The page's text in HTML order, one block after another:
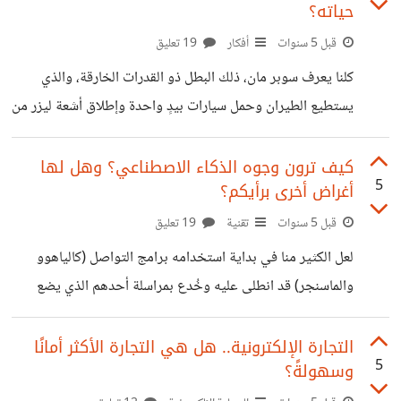
بمجال الهندسة في مصر، فأنا أميل إلى الخبرة العملية على
حساب الدراسة الأكاديمية بعد التخرج، ولكن لِمَ؟ ## العلم
يرسخ بالتجربة لا شك وأن أي علم، يحمل في طيّاته قدرًا لا بأس
به من الحفظ،
حياته؟
قبل 5 سنوات أفكار
كلنا يعرف سوبر مان، ذلك البطل ذو القدرات الخارقة، والذي
يستطيع الطيران وحمل سيارات بيدٍ واحدة وإطلاق أشعة ليزر من
عينيه وغير ذلك، مُستمدًا قوته الخارقة تلك من أشعة الشمس
على الكرة الأرضية. ولكن على الرغم من كل ما ذُكر من قدرات
هائلة، إلا أنه لم يسلم من أن تكون له سلبية أو نقطة ضعف، وهي
نقطة ضعف خطيرة بالمناسبة، تجعل هذا البطل الخارق أضعف
من الرجل الأرضي العادي حتى! وهو حجرٌ يُدعى بكريبتونايت؛
فمجرد التعرض لأشعته، يجعل سوبر مان
5
كيف ترون وجوه الذكاء الاصطناعي؟ وهل لها
أغراض أخرى برأيكم؟
قبل 5 سنوات تقنية
لعل الكثير منا في بداية استخدامه برامج التواصل (كالياهوو
والماسنجر) قد انطلى عليه وخُدع بمراسلة أحدهم الذي يضع
صورة لرجل أو امرأة، قد أتى بتلك الصورة من على الإنترنت،
وأخذ يكلم بها الناس كأنه هو مَن بالصورة. ولكن هل تصدق أنه
قد استُحدثت وجوهٌ بشريةٌ لمثل هذه الأغراض، ولكن الفرق هذه
5
التجارة الإلكترونية.. هل هي التجارة الأكثر أمانًا
وسهولةً؟